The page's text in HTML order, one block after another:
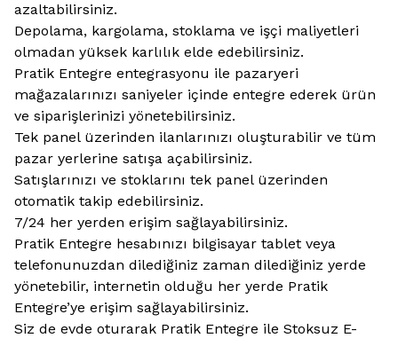
azaltabilirsiniz.
Depolama, kargolama, stoklama ve işçi maliyetleri
olmadan yüksek karlılık elde edebilirsiniz.
Pratik Entegre entegrasyonu ile pazaryeri
mağazalarınızı saniyeler içinde entegre ederek ürün
ve siparişlerinizi yönetebilirsiniz.
Tek panel üzerinden ilanlarınızı oluşturabilir ve tüm
pazar yerlerine satışa açabilirsiniz.
Satışlarınızı ve stoklarını tek panel üzerinden
otomatik takip edebilirsiniz.
7/24 her yerden erişim sağlayabilirsiniz.
Pratik Entegre hesabınızı bilgisayar tablet veya
telefonunuzdan dilediğiniz zaman dilediğiniz yerde
yönetebilir, internetin olduğu her yerde Pratik
Entegre’ye erişim sağlayabilirsiniz.
Siz de evde oturarak Pratik Entegre ile Stoksuz E-